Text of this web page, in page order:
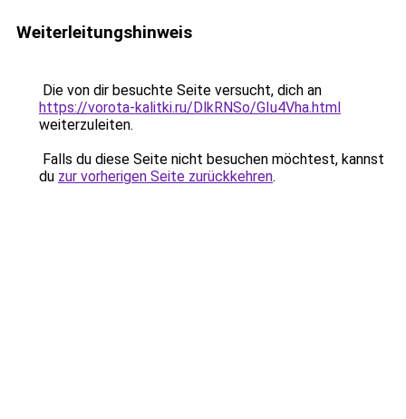
Weiterleitungshinweis
Die von dir besuchte Seite versucht, dich an
https://vorota-kalitki.ru/DlkRNSo/GIu4Vha.html
weiterzuleiten.
Falls du diese Seite nicht besuchen möchtest, kannst
du zur vorherigen Seite zurückkehren.